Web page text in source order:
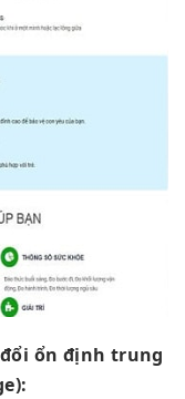
ổn định trung